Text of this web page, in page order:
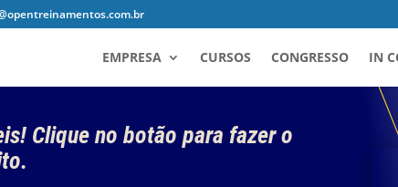
EMPRESA CURSOS CONGRESSO IN
Clique no botão para fazer o